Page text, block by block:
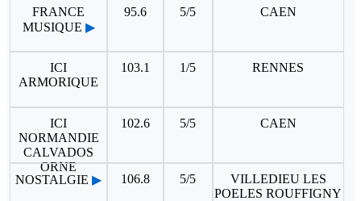
FRANCE
MUSIQUE ▶
95.6 5/5 CAEN
ICI
ARMORIQUE
103.1 1/5 RENNES
ICI
NORMANDIE
CALVADOS
ORNE
102.6 5/5 CAEN
NOSTALGIE ▶ 106.8 5/5
VILLEDIEU LES
POELES ROUFFIGNY